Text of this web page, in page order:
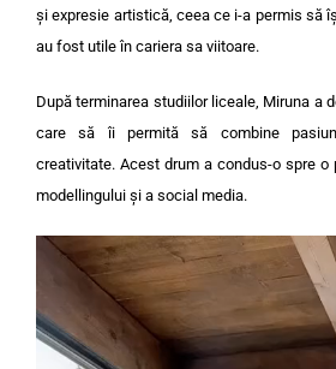
și expresie artistică, ceea ce i-a permis să
au fost utile în cariera sa viitoare.
După terminarea studiilor liceale, Miruna a
care să îi permită să combine
creativitate. Acest drum a condus-o spre o
modellingului și a social media.
Video
Player